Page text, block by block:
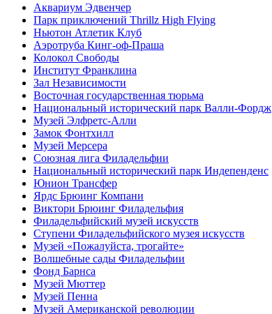
Аквариум Эдвенчер
Парк приключений Thrillz High Flying
Ньютон Атлетик Клуб
Аэротруба Кинг-оф-Праша
Колокол Свободы
Институт Франклина
Зал Независимости
Восточная государственная тюрьма
Национальный исторический парк Валли-Фордж
Музей Элфретс-Алли
Замок Фонтхилл
Музей Мерсера
Союзная лига Филадельфии
Национальный исторический парк Индепенденс
Юнион Трансфер
Ярдс Брюинг Компани
Виктори Брюинг Филадельфия
Филадельфийский музей искусств
Ступени Филадельфийского музея искусств
Музей «Пожалуйста, трогайте»
Волшебные сады Филадельфии
Фонд Барнса
Музей Мюттер
Музей Пенна
Музей Американской революции